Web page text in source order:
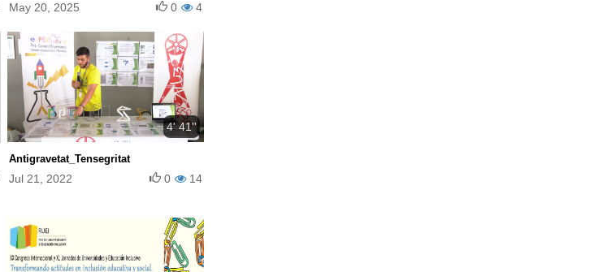
May 20, 2025 4
0
4' 41''
Antigravetat_Tensegritat
Jul 21, 2022 14
0